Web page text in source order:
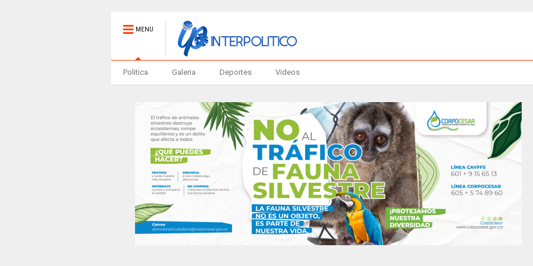
MENU
Politica Galeria Deportes Videos